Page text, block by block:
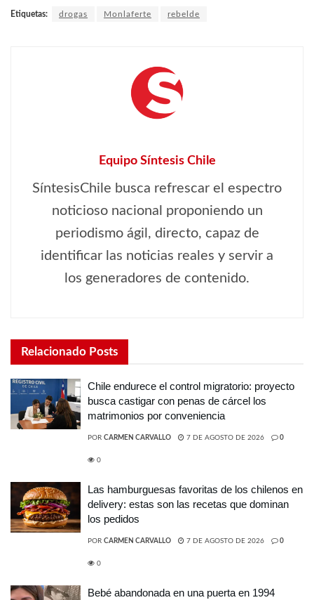
Etiquetas: drogas Monlaferte rebelde
Equipo Síntesis Chile
SíntesisChile busca refrescar el espectro
noticioso nacional proponiendo un
periodismo ágil, directo, capaz de
identificar las noticias reales y servir a
los generadores de contenido.
Relacionado Posts
Chile endurece el control migratorio: proyecto
busca castigar con penas de cárcel los
matrimonios por conveniencia
POR CARMEN CARVALLO 7 DE AGOSTO DE 2026 0
0
Las hamburguesas favoritas de los chilenos en
delivery: estas son las recetas que dominan
los pedidos
POR CARMEN CARVALLO 7 DE AGOSTO DE 2026 0
0
Bebé abandonada en una puerta en 1994